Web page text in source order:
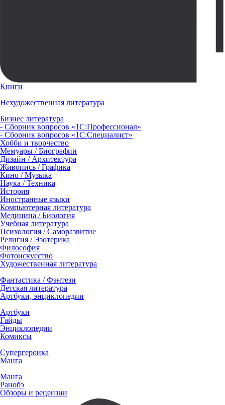
Книги
Нехудожественная литература
Бизнес литература
- Сборник вопросов «1С:Профессионал»
- Сборник вопросов «1С:Специалист»
Хобби и творчество
Мемуары / Биографии
Дизайн / Архитектура
Живопись / Графика
Кино / Музыка
Наука / Техника
История
Иностранные языки
Компьютерная литература
Медицина / Биология
Учебная литература
Психология / Саморазвитие
Религия / Эзотерика
Философия
Фотоискусство
Художественная литература
Фантастика / Фэнтези
Детская литература
Артбуки, энциклопедии
Артбуки
Гайды
Энциклопедии
Комиксы
Супергероика
Манга
Манга
Ранобэ
Обзоры и рецензии